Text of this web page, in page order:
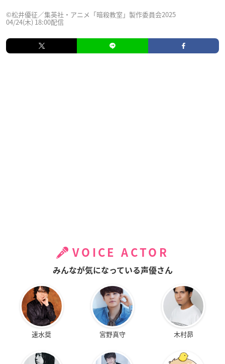
©松井優征／集英社・アニメ「暗殺教室」製作委員会2025
04/24(木) 18:00配信
VOICE ACTOR
みんなが気になっている声優さん
速水奨 宮野真守 木村昴